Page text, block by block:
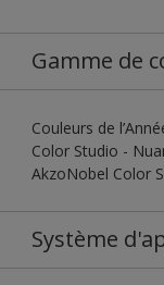
Gamme de
Couleurs de
Color Studio -
AkzoNobel Color
Système